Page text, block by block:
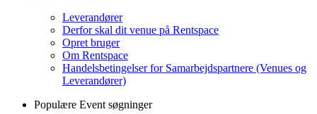
Leverandører
Derfor skal dit venue på Rentspace
Opret bruger
Om Rentspace
Handelsbetingelser for Samarbejdspartnere (Venues og
Leverandører)
Populære Event søgninger